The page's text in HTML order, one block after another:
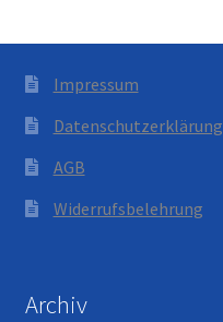
Impressum
Datenschutzerklärung
AGB
Widerrufsbelehrung
Archiv